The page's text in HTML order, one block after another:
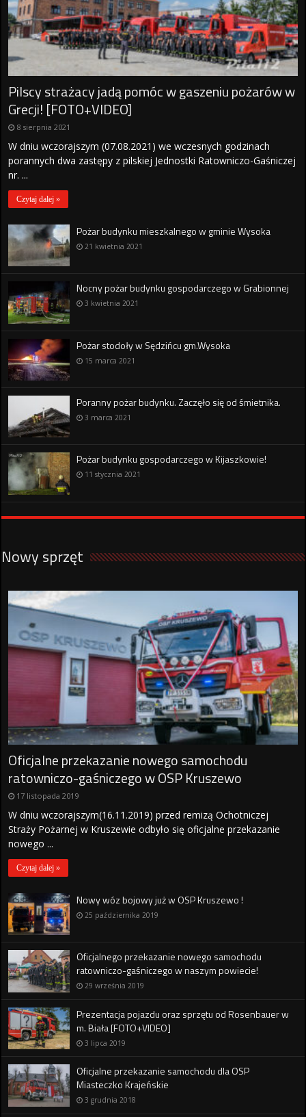
Pilscy strażacy jadą pomóc w gaszeniu pożarów w
Grecji! [FOTO+VIDEO]
8 sierpnia 2021
W dniu wczorajszym (07.08.2021) we wczesnych godzinach
porannych dwa zastępy z pilskiej Jednostki Ratowniczo-Gaśniczej
nr. ...
Czytaj dalej »
Pożar budynku mieszkalnego w gminie Wysoka
21 kwietnia 2021
Nocny pożar budynku gospodarczego w Grabionnej
3 kwietnia 2021
Pożar stodoły w Sędzińcu gm.Wysoka
15 marca 2021
Poranny pożar budynku. Zaczęło się od śmietnika.
3 marca 2021
Pożar budynku gospodarczego w Kijaszkowie!
11 stycznia 2021
Nowy sprzęt
Oficjalne przekazanie nowego samochodu
ratowniczo-gaśniczego w OSP Kruszewo
17 listopada 2019
W dniu wczorajszym(16.11.2019) przed remizą Ochotniczej
Straży Pożarnej w Kruszewie odbyło się oficjalne przekazanie
nowego ...
Czytaj dalej »
Nowy wóz bojowy już w OSP Kruszewo !
25 października 2019
Oficjalnego przekazanie nowego samochodu
ratowniczo-gaśniczego w naszym powiecie!
29 września 2019
Prezentacja pojazdu oraz sprzętu od Rosenbauer w
m. Biała [FOTO+VIDEO]
3 lipca 2019
Oficjalne przekazanie samochodu dla OSP
Miasteczko Krajeńskie
3 grudnia 2018